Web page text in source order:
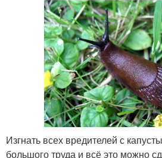
Изгнать всех вредителей с
большого труда и всё это можно